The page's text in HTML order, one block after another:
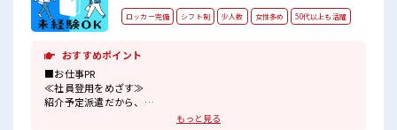
ロッカー完備 シフト制 少人数 女性多め 50代以上も活躍
おすすめポイント
■お仕事PR
≪社員登用をめざす≫
紹介予定派遣だから、
自分に職場が合うかお試しできるのがポイント☆
もっと見る